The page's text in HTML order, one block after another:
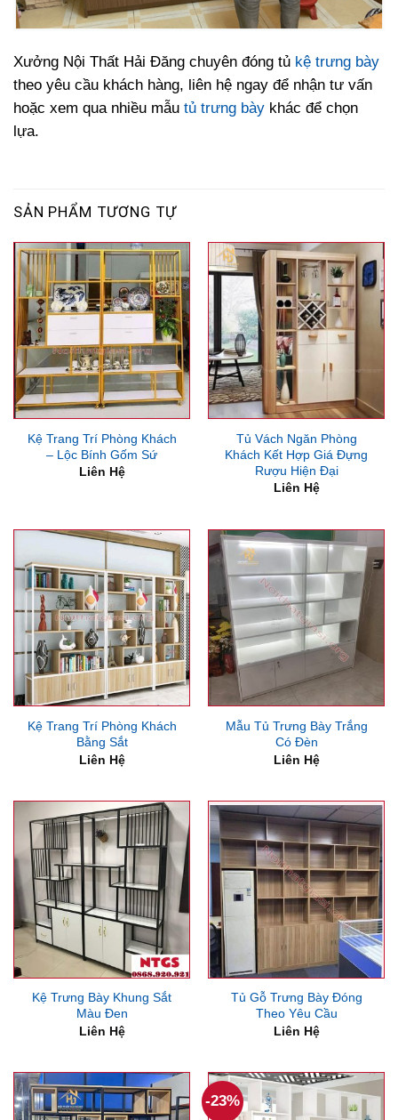
Xưởng Nội Thất Hải Đăng chuyên đóng tủ kệ trưng bày
theo yêu cầu khách hàng, liên hệ ngay để nhận tư vấn
hoặc xem qua nhiều mẫu tủ trưng bày khác để chọn
lựa.
SẢN PHẨM TƯƠNG TỰ
Kệ Trang Trí Phòng Khách
– Lộc Bính Gốm Sứ
Liên Hệ
Tủ Vách Ngăn Phòng
Khách Kết Hợp Giá Đựng
Rượu Hiện Đại
Liên Hệ
Kệ Trang Trí Phòng Khách
Bằng Sắt
Liên Hệ
Mẫu Tủ Trưng Bày Trắng
Có Đèn
Liên Hệ
Kệ Trưng Bày Khung Sắt
Màu Đen
Liên Hệ
Tủ Gỗ Trưng Bày Đóng
Theo Yêu Cầu
Liên Hệ
-23%